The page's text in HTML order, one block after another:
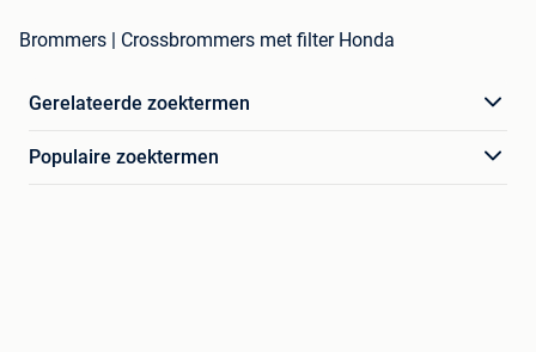
Brommers | Crossbrommers met filter Honda
Gerelateerde zoektermen
Populaire zoektermen